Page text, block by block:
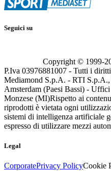
Seguici su
Copyright © 1999-
P.Iva 03976881007 - Tutti i
Mediamond S.p.A. - RTI S.p.A.,
Amsterdam (Paesi Bassi) -
Monzese (MI)Rispetto ai
riprodotti è vietata ogni
sistemi di intelligenza artificiale
espresso di utilizzare mezzi
Legal
CorporatePrivacy PolicyCookie